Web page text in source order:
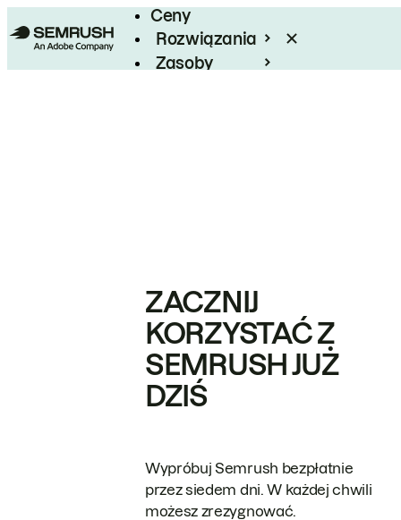
Ceny
Rozwiązania
Zasoby
ZACZNIJ
KORZYSTAĆ Z
SEMRUSH JUŻ
DZIŚ
Wypróbuj Semrush bezpłatnie
przez siedem dni. W każdej chwili
możesz zrezygnować.